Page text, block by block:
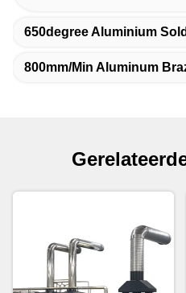
650degree Aluminium
800mm/Min Aluminum